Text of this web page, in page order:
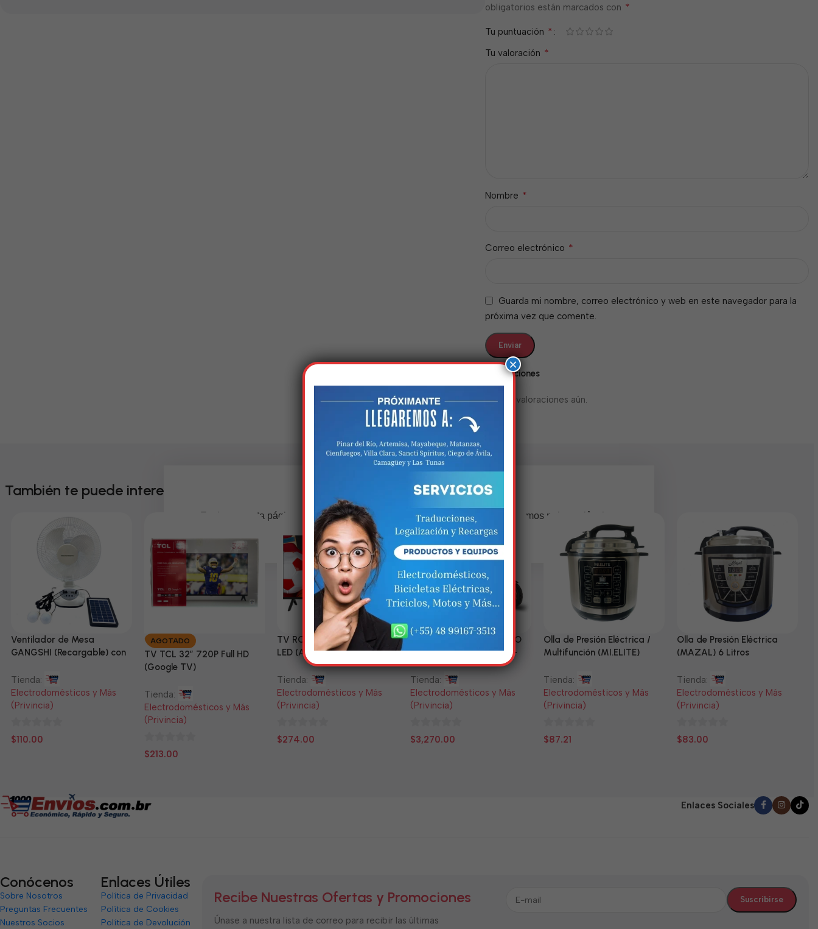
Valoraciones
No hay valoraciones aún.
obligatorios están marcados con *
Tu puntuación *
Tu valoración *
Nombre *
Correo electrónico *
Guarda mi nombre, correo electrónico y web en este navegador para la
próxima vez que comente.
También te puede interesar
Ventilador de Mesa
GANGSHI (Recargable) con
Tienda:
Electrodomésticos y Más
(Privincia)
0
$110.00
AGOTADO
TV TCL 32” 720P Full HD
(Google TV)
Tienda:
Electrodomésticos y Más
(Privincia)
0
$213.00
TV RCA 43” 1080P Full HD
LED (Android Smart TV)
Tienda:
Electrodomésticos y Más
(Privincia)
0
$274.00
Triciclo Eléctrico (MODELO
ZJ150-R) 60V/45~52AH-
1200W
Tienda:
Electrodomésticos y Más
(Privincia)
0
$3,270.00
Olla de Presión Eléctrica /
Multifunción (MI.ELITE)
Tienda:
Electrodomésticos y Más
(Privincia)
0
$87.21
Olla de Presión Eléctrica
(MAZAL) 6 Litros
Tienda:
Electrodomésticos y Más
(Privincia)
0
$83.00
Enlaces Sociales
Conócenos
Sobre Nosotros
Preguntas Frecuentes
Nuestros Socios
Enlaces Útiles
Política de Privacidad
Política de Cookies
Política de Devolución
Recibe Nuestras Ofertas y Promociones
Únase a nuestra lista de correo para recibir las últimas
×
Estamos trabalhando nisso!
Em breve, esta página estará disponível com novidades incríveis. Agradecemos pela paciência e
compreensão.